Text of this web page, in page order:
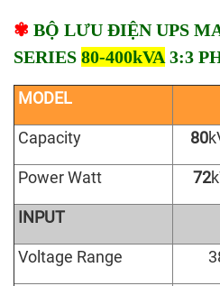
✾ BỘ LƯU ĐIỆN UPS
SERIES 80-400kVA 3:3
MODEL
Capacity 80
Power Watt 72
INPUT
Voltage Range